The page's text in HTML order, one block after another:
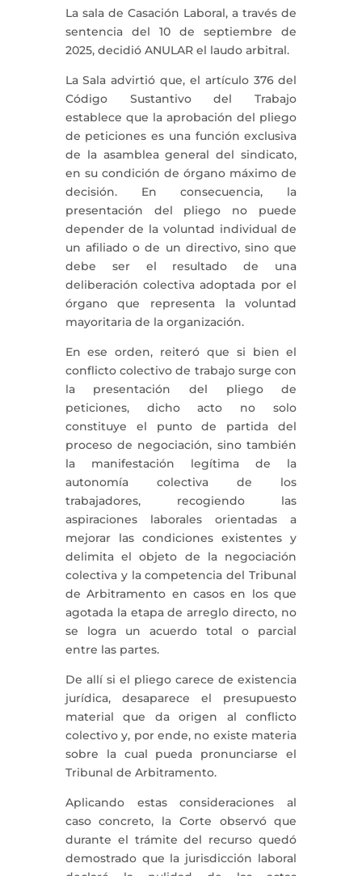
La sala de Casación Laboral, a través de
sentencia del 10 de septiembre de
2025, decidió ANULAR el laudo arbitral.
La Sala advirtió que, el artículo 376 del
Código Sustantivo del Trabajo
establece que la aprobación del pliego
de peticiones es una función exclusiva
de la asamblea general del sindicato,
en su condición de órgano máximo de
decisión. En consecuencia, la
presentación del pliego no puede
depender de la voluntad individual de
un afiliado o de un directivo, sino que
debe ser el resultado de una
deliberación colectiva adoptada por el
órgano que representa la voluntad
mayoritaria de la organización.
En ese orden, reiteró que si bien el
conflicto colectivo de trabajo surge con
la presentación del pliego de
peticiones, dicho acto no solo
constituye el punto de partida del
proceso de negociación, sino también
la manifestación legítima de la
autonomía colectiva de los
trabajadores, recogiendo las
aspiraciones laborales orientadas a
mejorar las condiciones existentes y
delimita el objeto de la negociación
colectiva y la competencia del Tribunal
de Arbitramento en casos en los que
agotada la etapa de arreglo directo, no
se logra un acuerdo total o parcial
entre las partes.
De allí si el pliego carece de existencia
jurídica, desaparece el presupuesto
material que da origen al conflicto
colectivo y, por ende, no existe materia
sobre la cual pueda pronunciarse el
Tribunal de Arbitramento.
Aplicando estas consideraciones al
caso concreto, la Corte observó que
durante el trámite del recurso quedó
demostrado que la jurisdicción laboral